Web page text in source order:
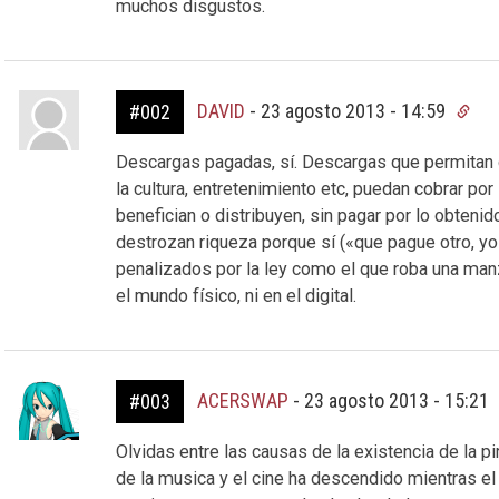
muchos disgustos.
#002 DAVID - 23 agosto 2013 - 14:59
Descargas pagadas, sí. Descargas que
la cultura, entretenimiento etc, puedan cobrar
benefician o distribuyen, sin pagar por lo
destrozan riqueza porque sí («que pague otro,
penalizados por la ley como el que roba una
el mundo físico, ni en el digital.
#003 ACERSWAP - 23 agosto 2013 - 15:21
Olvidas entre las causas de la existencia de la
de la musica y el cine ha descendido mientras